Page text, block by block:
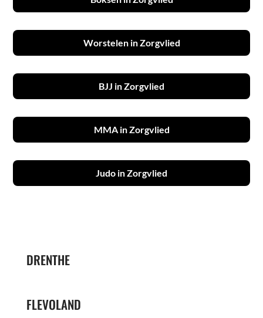
Worstelen in Zorgvlied
BJJ in Zorgvlied
MMA in Zorgvlied
Judo in Zorgvlied
DRENTHE
FLEVOLAND